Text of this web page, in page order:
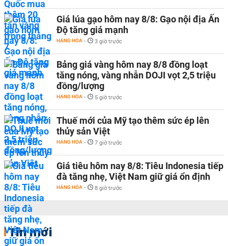
Giá lúa gạo hôm nay 8/8: Gạo nội địa Ấn
Độ tăng giá mạnh
HÀNG HÓA - 3 giờ trước
Bảng giá vàng hôm nay 8/8 đồng loạt
tăng nóng, vàng nhẫn DOJI vọt 2,5 triệu
đồng/lượng
HÀNG HÓA - 5 giờ trước
Thuế mới của Mỹ tạo thêm sức ép lên
thủy sản Việt
HÀNG HÓA - 7 giờ trước
Giá tiêu hôm nay 8/8: Tiêu Indonesia tiếp
đà tăng nhẹ, Việt Nam giữ giá ổn định
HÀNG HÓA - 8 giờ trước
Tin mới